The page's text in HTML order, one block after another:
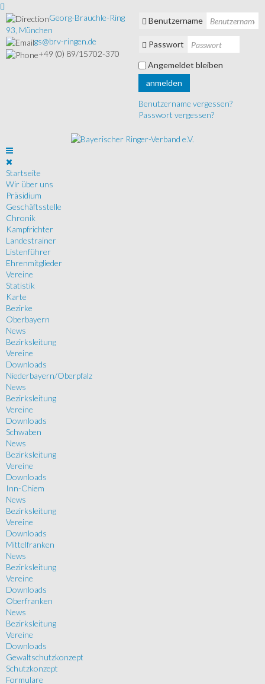
Georg-Brauchle-Ring
93, München
gs@brv-ringen.de
+49 (0) 89/15702-370
Benutzername
Passwort
Angemeldet bleiben
anmelden
Benutzername vergessen?
Passwort vergessen?
Startseite
Wir über uns
Präsidium
Geschäftsstelle
Chronik
Kampfrichter
Landestrainer
Listenführer
Ehrenmitglieder
Vereine
Statistik
Karte
Bezirke
Oberbayern
News
Bezirksleitung
Vereine
Downloads
Niederbayern/Oberpfalz
News
Bezirksleitung
Vereine
Downloads
Schwaben
News
Bezirksleitung
Vereine
Downloads
Inn-Chiem
News
Bezirksleitung
Vereine
Downloads
Mittelfranken
News
Bezirksleitung
Vereine
Downloads
Oberfranken
News
Bezirksleitung
Vereine
Downloads
Gewaltschutzkonzept
Schutzkonzept
Formulare